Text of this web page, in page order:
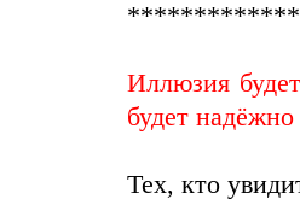
Иллюзия
будет
Тех, кто